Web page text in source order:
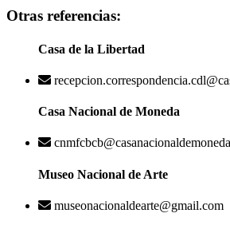
Otras referencias:
Casa de la Libertad
Casa Nacional de Moneda
Museo Nacional de Arte
museonacionaldearte@gmail.com